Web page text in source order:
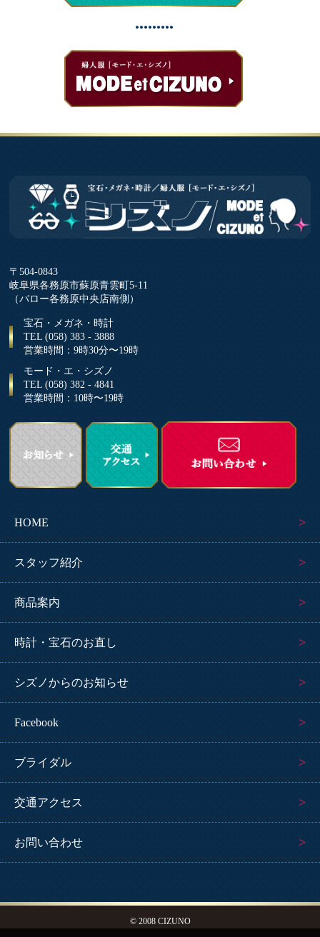
〒504-0843
岐阜県各務原市蘇原青雲町5-11
（バロー各務原中央店南側）
宝石・メガネ・時計
TEL (058) 383 - 3888
営業時間：9時30分〜19時
モード・エ・シズノ
TEL (058) 382 - 4841
営業時間：10時〜19時
HOME
スタッフ紹介
商品案内
時計・宝石のお直し
シズノからのお知らせ
Facebook
ブライダル
交通アクセス
お問い合わせ
© 2008 CIZUNO